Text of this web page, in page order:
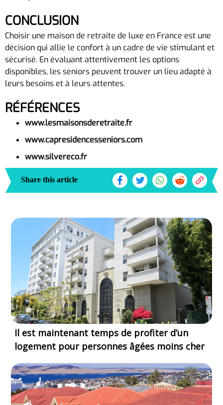
CONCLUSION
Choisir une maison de retraite de luxe en France est une
décision qui allie le confort à un cadre de vie stimulant et
sécurisé. En évaluant attentivement les options
disponibles, les seniors peuvent trouver un lieu adapté à
leurs besoins et à leurs attentes.
RÉFÉRENCES
www.lesmaisonsderetraite.fr
www.capresidencesseniors.com
www.silvereco.fr
Share this article
Il est maintenant temps de profiter d’un
logement pour personnes âgées moins cher